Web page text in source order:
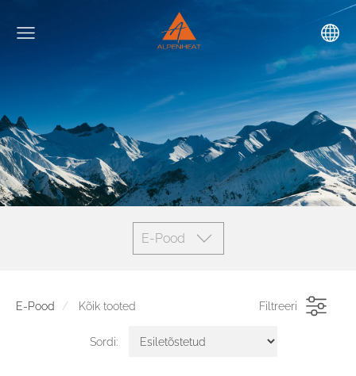
E-Pood
E-Pood Kõik tooted Filtreeri
Sordi: